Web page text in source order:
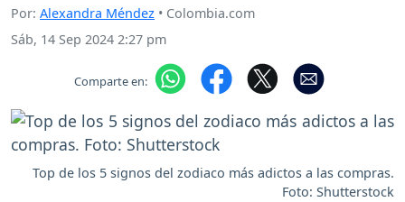
Por: Alexandra Méndez • Colombia.com
Sáb, 14 Sep 2024 2:27 pm
Comparte en:
Top de los 5 signos del zodiaco más adictos a las compras.
Foto: Shutterstock